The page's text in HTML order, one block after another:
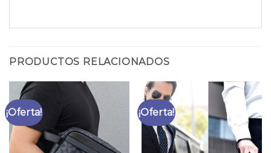
PRODUCTOS RELACIONADOS
¡Oferta! ¡Oferta!